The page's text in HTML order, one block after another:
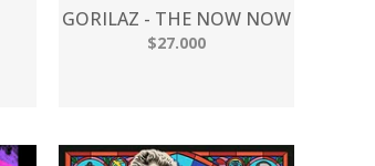
GORILAZ - THE NOW NOW
$27.000